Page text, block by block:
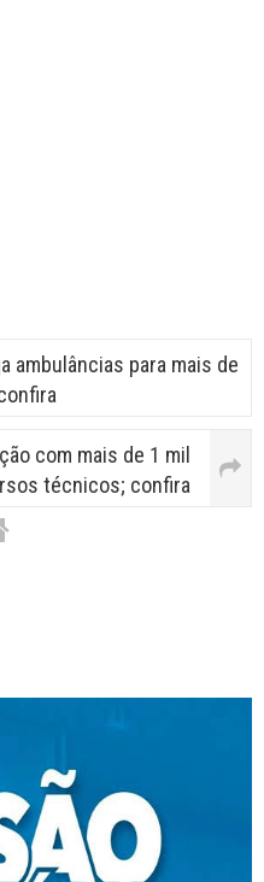
ambulâncias para mais de
com mais de 1 mil
técnicos; confira